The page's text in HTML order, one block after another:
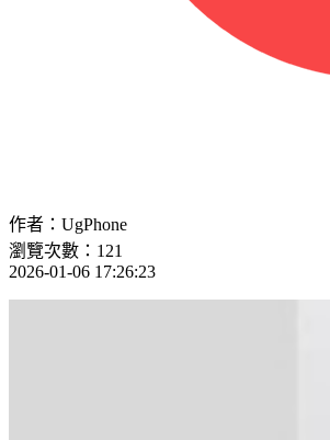
作者：UgPhone
瀏覽次數：121
2026-01-06 17:26:23